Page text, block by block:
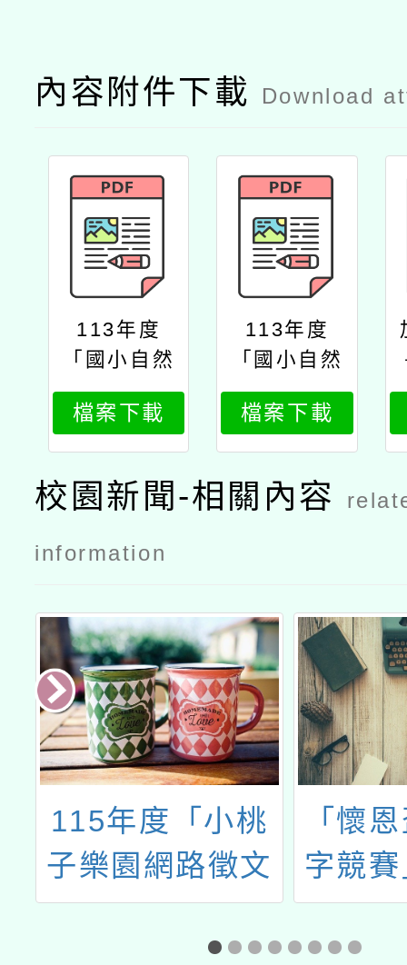
內容附件下載 Download
113年度
「國小自然
科學實驗研
究」2學分
報名
檔案下載
113年度
「國小自然
與生活科技
學習領域初
階教學知
能」2學分
報名
檔案下載
校園新聞-相關內容
information
115年度「小桃
子樂園網路徵文
競賽」第1期徵
「懷
字競